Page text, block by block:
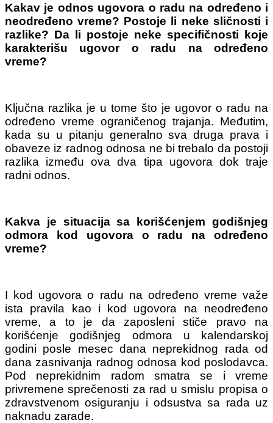
Kakav je odnos ugovora o radu na određeno i
neodređeno vreme? Postoje li neke sličnosti i
razlike? Da li postoje neke specifičnosti koje
karakterišu ugovor o radu na određeno
vreme?
Ključna razlika je u tome što je ugovor o radu na
određeno vreme ograničenog trajanja. Međutim,
kada su u pitanju generalno sva druga prava i
obaveze iz radnog odnosa ne bi trebalo da postoji
razlika između ova dva tipa ugovora dok traje
radni odnos.
Kakva je situacija sa korišćenjem godišnjeg
odmora kod ugovora o radu na određeno
vreme?
I kod ugovora o radu na određeno vreme važe
ista pravila kao i kod ugovora na neodređeno
vreme, a to je da zaposleni stiče pravo na
korišćenje godišnjeg odmora u kalendarskoj
godini posle mesec dana neprekidnog rada od
dana zasnivanja radnog odnosa kod poslodavca.
Pod neprekidnim radom smatra se i vreme
privremene sprečenosti za rad u smislu propisa o
zdravstvenom osiguranju i odsustva sa rada uz
naknadu zarade.